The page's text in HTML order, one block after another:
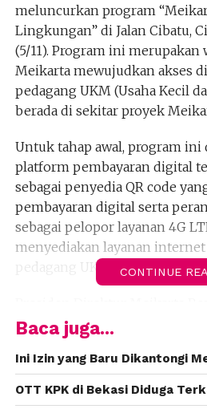
meluncurkan program
Lingkungan” di Jalan Cibatu,
(5/11). Program ini
Meikarta mewujudkan akses
pedagang UKM (Usaha Kecil
berada di sekitar proyek
Untuk tahap awal, program ini
platform pembayaran digital
sebagai penyedia QR code
pembayaran digital serta
sebagai pelopor layanan 4G
menyediakan layanan
pedagang UKM.
mengatakan bahwa program
satu upaya kami untuk
sekitar yang juga turut
mewujudkan pembangunan
dapat mengakomodasi
CONTINUE
Baca juga...
Ini Izin yang Baru Dikantongi
OTT KPK di Bekasi Diduga